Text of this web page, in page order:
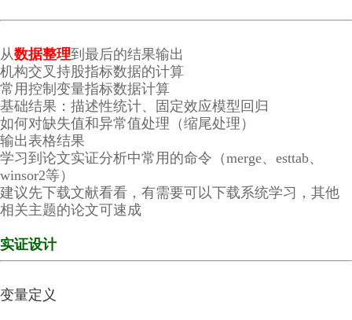
从数据整理到最后的结果输出
机构交叉持股指标数据的计算
常用控制变量指标数据计算
基础结果：描述性统计、固定效应模型回归
如何对缺失值和异常值处理（缩尾处理）
输出表格结果
学习到论文实证分析中常用的命令（merge、esttab、
winsor2等）
建议先下载文献看看，有需要可以下载系统学习，其他
相关主题的论文可速成
实证设计
变量定义